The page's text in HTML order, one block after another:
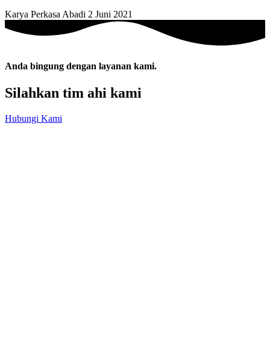
Karya Perkasa Abadi 2 Juni 2021
Anda bingung dengan layanan kami.
Silahkan tim ahi kami
Hubungi Kami